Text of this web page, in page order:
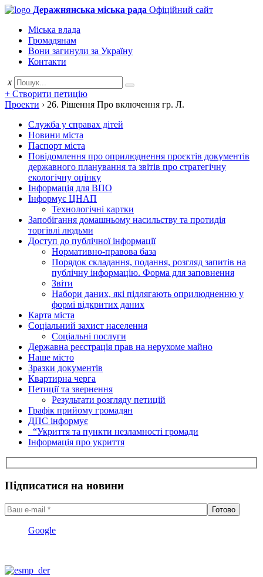
Деражнянська міська рада Офіційний сайт
Міська влада
Громадянам
Вони загинули за Україну
Контакти
x
+ Створити петицію
Проекти › 26. Рішення Про включення гр. Л.
Служба у справах дітей
Новини міста
Паспорт міста
Повідомлення про оприлюднення проєктів документів
державного планування та звітів про стратегічну
екологічну оцінку
Інформація для ВПО
Інформує ЦНАП
Технологічні картки
Запобігання домашньому насильству та протидія
торгівлі людьми
Доступ до публічної інформації
Нормативно-правова база
Порядок складання, подання, розгляд запитів на
публічну інформацію. Форма для заповнення
Звіти
Набори даних, які підлягають оприлюдненню у
формі відкритих даних
Карта міста
Соціальний захист населення
Соціальні послуги
Державна реєстрація прав на нерухоме майно
Наше місто
Зразки документів
Квартирна черга
Петиції та звернення
Результати розгляду петицій
Графік прийому громадян
ДПС інформує
“Укриття та пункти незламності громади
Інформація про укриття
Підписатися на новини
Google